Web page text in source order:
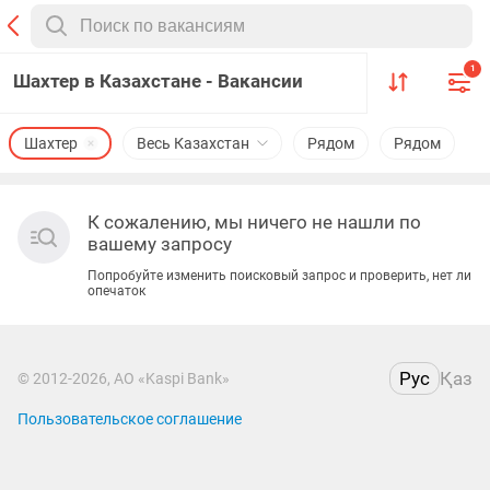
Шахтер в Казахстане - Вакансии
1
Весь Казахстан
Шахтер Рядом Рядом
К сожалению, мы ничего не нашли по
вашему запросу
Попробуйте изменить поисковый запрос и проверить, нет ли
опечаток
© 2012-2026, АО «Kaspi Bank» Рус Қаз
Пользовательское соглашение